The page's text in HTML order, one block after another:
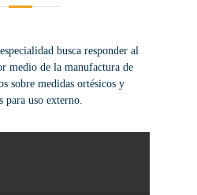
busca responder al
medio de la manufactura de
sobre medidas ortésicos y
para uso externo.